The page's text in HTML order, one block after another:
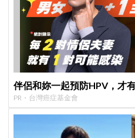
伴侶和妳一起預防HPV，才
PR・台灣癌症基金會